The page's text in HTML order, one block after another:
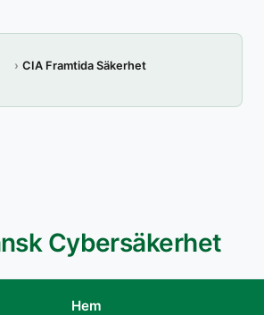
CIA Framtida Säkerhet
Cybersäkerhet
Hem